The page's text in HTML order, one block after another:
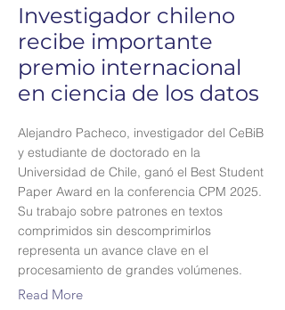
Investigador chileno
recibe importante
premio internacional
en ciencia de los datos
Alejandro Pacheco, investigador del CeBiB
y estudiante de doctorado en la
Universidad de Chile, ganó el Best Student
Paper Award en la conferencia CPM 2025.
Su trabajo sobre patrones en textos
comprimidos sin descomprimirlos
representa un avance clave en el
procesamiento de grandes volúmenes.
Read More